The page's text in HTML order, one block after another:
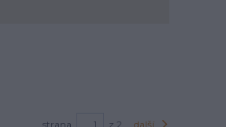
strana z 2 další